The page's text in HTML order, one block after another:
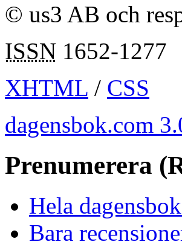
© us3 AB och
ISSN 1652-1277
XHTML / CSS
dagensbok.com
Prenumerera
Hela
Bara